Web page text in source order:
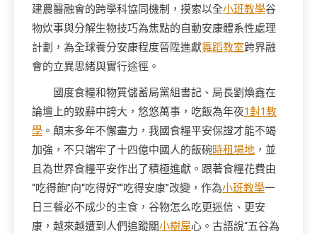
建農醫融會的跨學科協同機制，摸索以全小班教學谷
物炊事與分解生物技巧為焦點的自動安康體系性處理
計劃，為全球養分安康程度晉陞進獻舞蹈教室跨界融
會的立異思緒與實行途徑。
國度食糧和物質儲蓄局黨組書記、局長劉煥鑫在
論壇上的致辭中誇大，悠悠萬事，吃飯為年夜1對1教
學 。顛末多年不懈盡力，我國食糧平安保證才能不竭
加強，不只端牢了十四億中國人的飯碗時租場地 ，並
且為世界食糧平安作出了積極進獻。跟著食糧花費由
“吃得飽”向“吃得好”“吃得安康”改變，作為小班教學一
日三餐必不成少的主食，谷物怎么吃更迷信、更安
康，越來越遭到人們追蹤關小樹屋心。古語說“五谷為